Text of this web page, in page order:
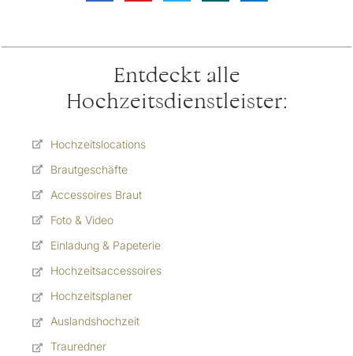
Entdeckt alle
Hochzeitsdienstleister:
Hochzeitslocations
Brautgeschäfte
Accessoires Braut
Foto & Video
Einladung & Papeterie
Hochzeitsaccessoires
Hochzeitsplaner
Auslandshochzeit
Trauredner